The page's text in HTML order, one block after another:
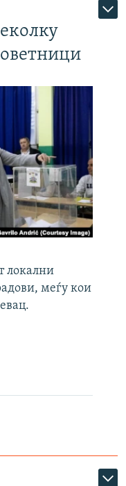
локални
меѓу кои